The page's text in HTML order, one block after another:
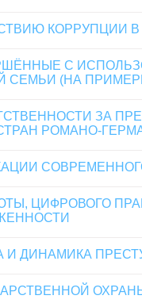
КОРРУПЦИИ
С
СЕМЬИ (НА
ЗА
РОМАНО-
ЦИФРОВОГО
И ДИНАМИКА